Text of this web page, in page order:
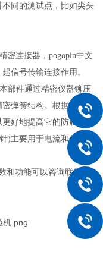
同的测试点，比如尖头
密连接器，pogopin中文
信号传输连接作用。
部件通过精密仪器铆压
弹簧结构。根据应用不
更好地提高它的防腐蚀功
)主要用于电流和信号传
和功能可以咨询联往检